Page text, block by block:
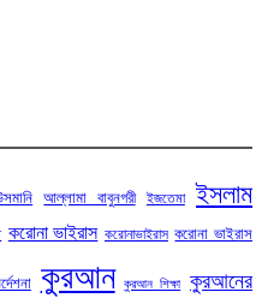
আল্লামা বাবুনগরী ইজতেমা ইসলাম
করোনা ভাইরাস করোনাভাইরাস করোনা ভাইরাস
কুরআন কুরআন শিক্ষা কুরআনের